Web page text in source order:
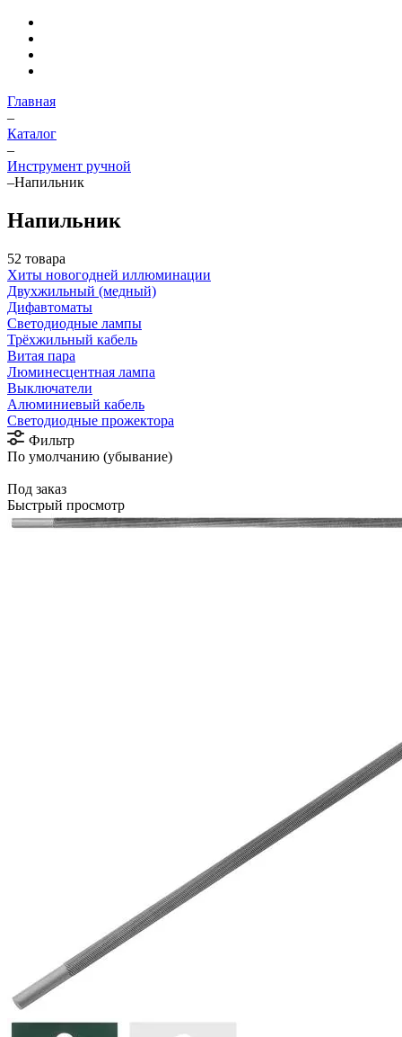
Главная
–
Каталог
–
Инструмент ручной
–Напильник
Напильник
52 товара
Хиты новогодней иллюминации
Двухжильный (медный)
Дифавтоматы
Светодиодные лампы
Трёхжильный кабель
Витая пара
Люминесцентная лампа
Выключатели
Алюминиевый кабель
Светодиодные прожектора
Фильтр
По умолчанию (убывание)
Под заказ
Быстрый просмотр